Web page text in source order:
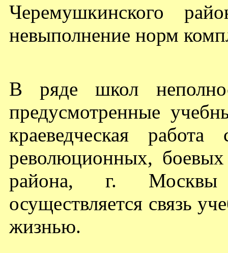
Черемушкинского
невыполнение норм
В ряде школ
предусмотренные
краеведческая
революционных,
района, г.
осуществляется связь
жизнью.